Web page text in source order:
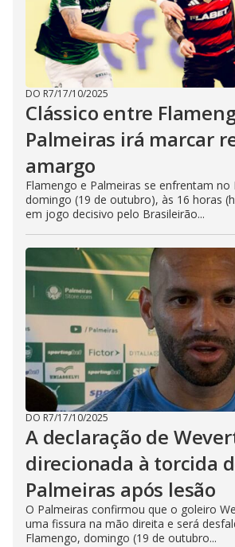
DO R7/17/10/2025
Clássico entre
Palmeiras irá marcar
amargo
Flamengo e Palmeiras se enfrentam no
domingo (19 de outubro), às 16 horas
em jogo decisivo pelo Brasileirão...
DO R7/17/10/2025
A declaração de
direcionada à torcida
Palmeiras após lesão
O Palmeiras confirmou que o goleiro
uma fissura na mão direita e será
Flamengo, domingo (19 de outubro...